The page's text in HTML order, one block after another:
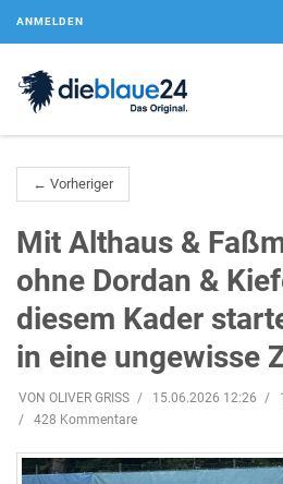
ANMELDEN
← Vorheriger
Mit Althaus &
ohne Dordan &
diesem Kader
in eine ungewisse
VON OLIVER GRISS 15.06.2026 12:26
428 Kommentare